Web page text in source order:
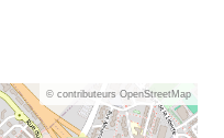
© contributeurs OpenStreetMap